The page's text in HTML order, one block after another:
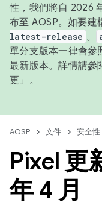
性，我們將自 2026
布至 AOSP。如要建
latest-release 。
單分支版本一律會參
最新版本。詳情請參
更 」。
AOSP 文件 安全性
Pixel 更
年 4 月